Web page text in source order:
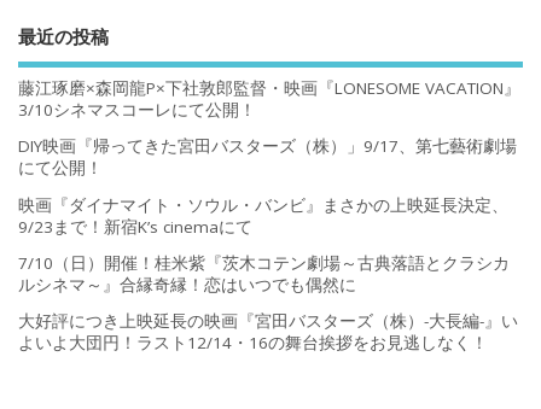
最近の投稿
藤江琢磨×森岡龍P×下社敦郎監督・映画『LONESOME VACATION』
3/10シネマスコーレにて公開！
DIY映画『帰ってきた宮田バスターズ（株）」9/17、第七藝術劇場
にて公開！
映画『ダイナマイト・ソウル・バンビ』まさかの上映延長決定、
9/23まで！新宿K’s cinemaにて
7/10（日）開催！桂米紫『茨木コテン劇場～古典落語とクラシカ
ルシネマ～』合縁奇縁！恋はいつでも偶然に
大好評につき上映延長の映画『宮田バスターズ（株）-大長編-』い
よいよ大団円！ラスト12/14・16の舞台挨拶をお見逃しなく！